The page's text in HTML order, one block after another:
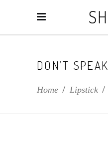
DON’T SPEAK
Home / Lipstick /